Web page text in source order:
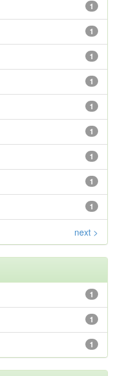
1
1
1
1
1
1
1
1
1
next >
1
1
1